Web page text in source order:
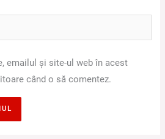
emailul și site-ul web în acest
când o să comentez.